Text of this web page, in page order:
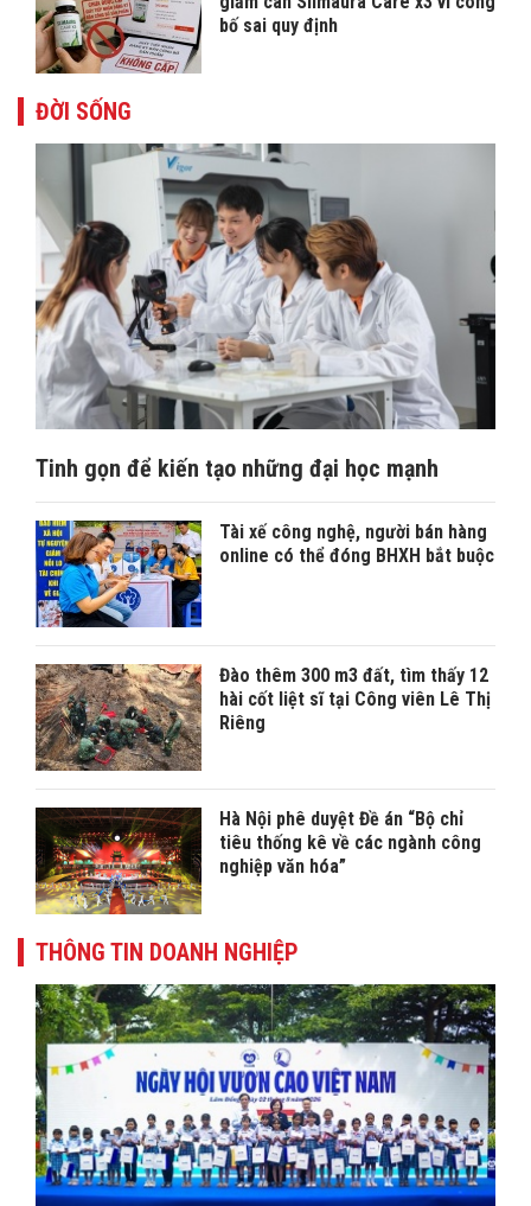
bố sai quy định
ĐỜI SỐNG
Tinh gọn để kiến tạo những đại học mạnh
Tài xế công nghệ, người bán hàng
online có thể đóng BHXH bắt buộc
Đào thêm 300 m3 đất, tìm thấy 12
hài cốt liệt sĩ tại Công viên Lê Thị
Riêng
Hà Nội phê duyệt Đề án “Bộ chỉ
tiêu thống kê về các ngành công
nghiệp văn hóa”
THÔNG TIN DOANH NGHIỆP